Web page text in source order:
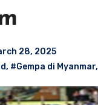
28, 2025
, #Gempa di Myanmar,